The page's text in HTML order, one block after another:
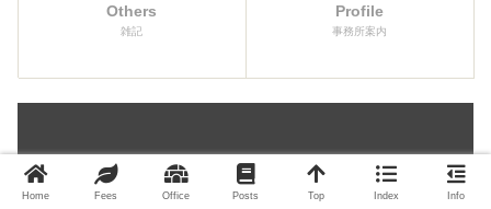
Others
雑記
Profile
事務所案内
単発の個別相談をお受けしています。
税務相談、起業や経営に関するご相談、セカンドオ
Home Fees Office Posts Top Index Info